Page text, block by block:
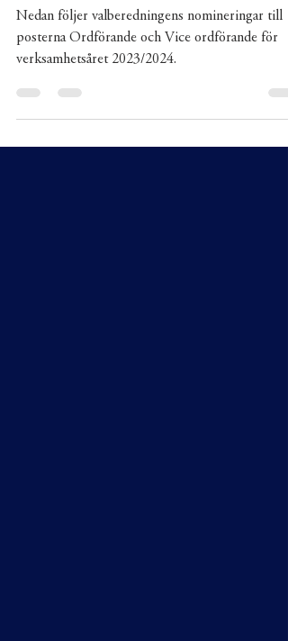
Nedan följer valberedningens nomineringar till
posterna Ordförande och Vice ordförande för
verksamhetsåret 2023/2024.